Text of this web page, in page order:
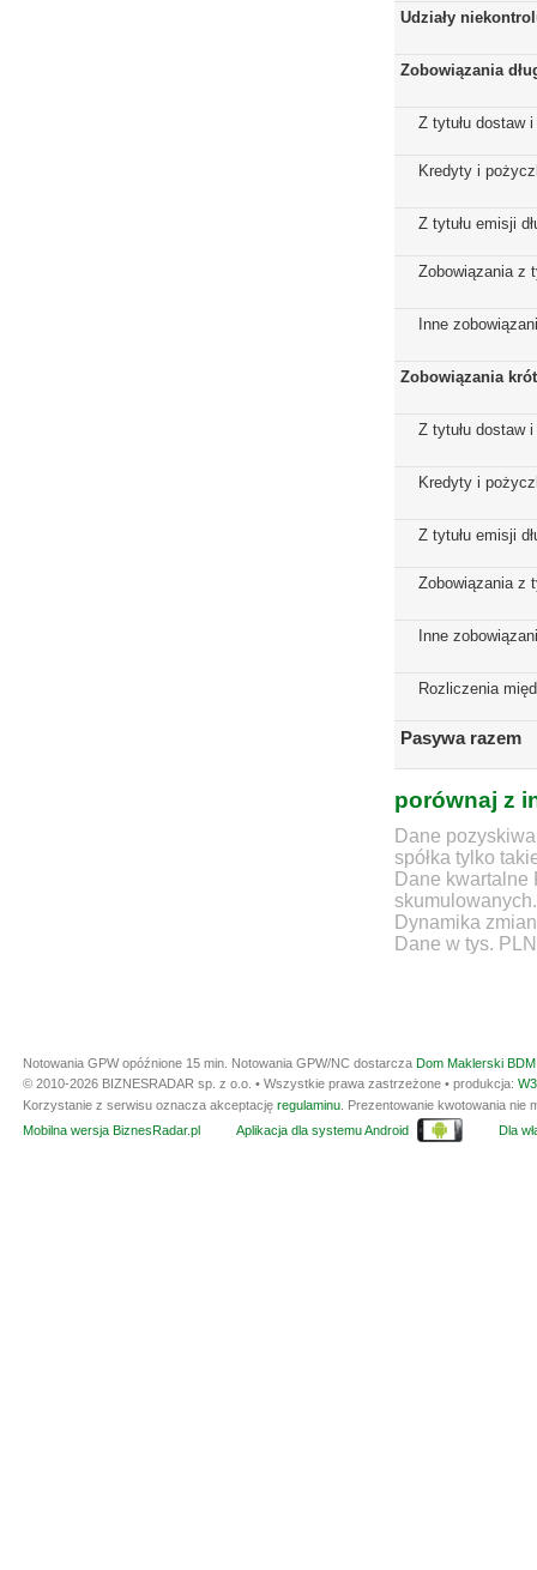
Udziały
Zobowiązania
Z tytułu dostaw i
Kredyty i
Z tytułu emisji
Zobowiązania z
Inne
Zobowiązania
Z tytułu dostaw i
Kredyty i
Z tytułu emisji
Zobowiązania z
Inne
Rozliczenia
Pasywa razem
porównaj z
Dane
spółka tylko
Dane
skumulowanych.
Dynamika
Dane w tys. PLN
Notowania GPW opóźnione 15 min. Notowania GPW/NC dostarcza Dom Maklerski
© 2010-2026 BIZNESRADAR sp. z o.o. • Wszystkie prawa zastrzeżone • produkcja:
Korzystanie z serwisu oznacza akceptację regulaminu . Prezentowanie kwotowania
Mobilna wersja BiznesRadar.pl
Aplikacja dla systemu Android Dla